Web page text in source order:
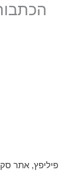
פיליפץ, אתר